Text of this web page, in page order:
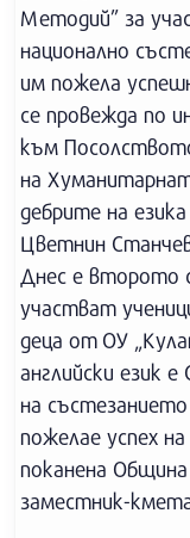
Методий” за
национално
им пожела
се провежда по
към
на
дебрите на
Цветнин
Днес е второто
участват
деца от ОУ
английски език
на
пожелае успех
поканена
заместник-